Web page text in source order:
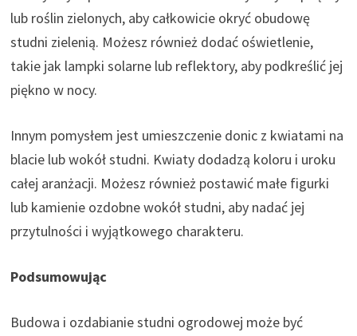
lub roślin zielonych, aby całkowicie okryć obudowę
studni zielenią. Możesz również dodać oświetlenie,
takie jak lampki solarne lub reflektory, aby podkreślić jej
piękno w nocy.
Innym pomysłem jest umieszczenie donic z kwiatami na
blacie lub wokół studni. Kwiaty dodadzą koloru i uroku
całej aranżacji. Możesz również postawić małe figurki
lub kamienie ozdobne wokół studni, aby nadać jej
przytulności i wyjątkowego charakteru.
Podsumowując
Budowa i ozdabianie studni ogrodowej może być